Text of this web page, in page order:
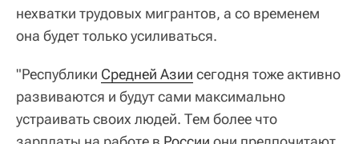
нехватки трудовых мигрантов, а со временем
она будет только усиливаться.
"Республики Средней Азии сегодня тоже активно
развиваются и будут сами максимально
устраивать своих людей. Тем более что